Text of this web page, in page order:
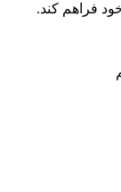
فراهم کند.